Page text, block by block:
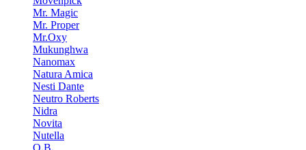
Mr. Magic
Mr. Proper
Mr.Oxy
Mukunghwa
Nanomax
Natura Amica
Nesti Dante
Neutro Roberts
Nidra
Novita
Nutella
O.B.